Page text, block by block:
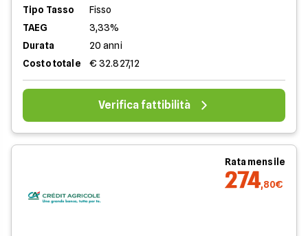
Tipo Tasso
Fisso
TAEG
3,33%
Durata
20 anni
Costo totale
€ 32.827,12
Verifica fattibilità
Rata mensile
274,80€